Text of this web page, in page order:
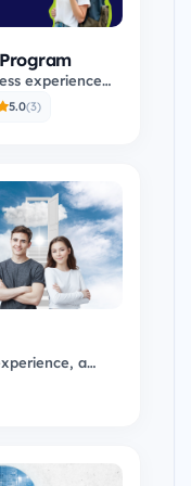
experience
Çimsa?
5.0(3)
a
employees,